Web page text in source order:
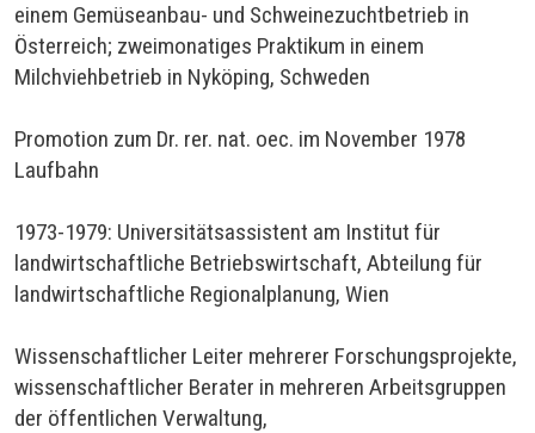
einem Gemüseanbau- und Schweinezuchtbetrieb in
Österreich; zweimonatiges Praktikum in einem
Milchviehbetrieb in Nyköping, Schweden
Promotion zum Dr. rer. nat. oec. im November 1978
Laufbahn
1973-1979: Universitätsassistent am Institut für
landwirtschaftliche Betriebswirtschaft, Abteilung für
landwirtschaftliche Regionalplanung, Wien
Wissenschaftlicher Leiter mehrerer Forschungsprojekte,
wissenschaftlicher Berater in mehreren Arbeitsgruppen
der öffentlichen Verwaltung,